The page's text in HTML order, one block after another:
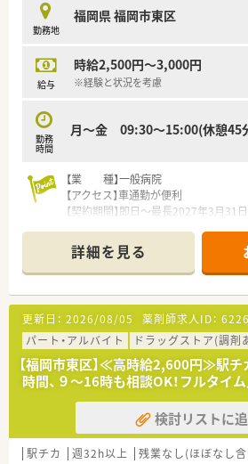
【法人特徴について】
です。
■2030年までに九州全域で200店舗の
■福岡県や熊本県を中心に新規店舗を
【こんな方が活躍中】
作りや運営に主体的に関わっている
います。
■調剤だけでなくOTCの知識も深め
います。
■在宅医療やかかりつけ薬剤師の取得
を支えることに強いやりがいを感じる
す。
勤務地
福岡県 福岡市東区
給与
時給2,500円～3,000円
※経験と状況を考慮
勤務
時間
月～金 09:30～15:00(休憩45
【業 種】一般病院
【アクセス】車通勤が便利
【契約期間】即日～最長2027年3月31
【勤務時間】
月～金 09:00～17:30(休憩45分)
【応需科目】小児科
【人員体制】薬剤師：15名
********************************
＼手厚いサポートが魅力のファルマス
■万全のサポート体制：2名体制で担当
■各種保険を完備：社会保険(週20時
償責任保険
■充実の休暇制度：有給休暇(6ヶ月以
ご希望条件に合わせて求人をお探しし
詳細を見る
更新日： 2026/08/05 薬剤師求人ID：
パート・アルバイト
ドラッグストア(調剤
【福岡市東区】≪高時給2,600円≫駅
時間、９～16時も相談OK！フルタイ
検討リストに
駅チカ 週32h以上 残業なし(ほぼなし